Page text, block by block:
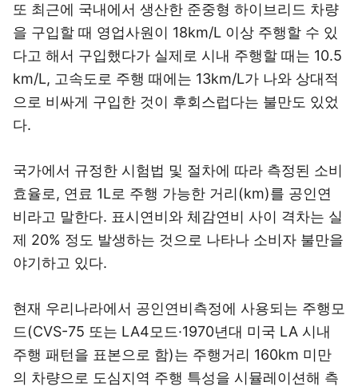
또 최근에 국내에서 생산한 준중형 하이브리드 차량
을 구입할 때 영업사원이 18km/L 이상 주행할 수 있
다고 해서 구입했다가 실제로 시내 주행할 때는 10.5
km/L, 고속도로 주행 때에는 13km/L가 나와 상대적
으로 비싸게 구입한 것이 후회스럽다는 불만도 있었
다.
국가에서 규정한 시험법 및 절차에 따라 측정된 소비
효율로, 연료 1L로 주행 가능한 거리(km)를 공인연
비라고 말한다. 표시연비와 체감연비 사이 격차는 실
제 20% 정도 발생하는 것으로 나타나 소비자 불만을
야기하고 있다.
현재 우리나라에서 공인연비측정에 사용되는 주행모
드(CVS-75 또는 LA4모드·1970년대 미국 LA 시내
주행 패턴을 표본으로 함)는 주행거리 160km 미만
의 차량으로 도심지역 주행 특성을 시뮬레이션해 측